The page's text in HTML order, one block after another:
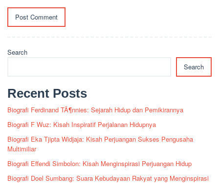
Search
Search
Recent Posts
Biografi Ferdinand TÃ¶nnies: Sejarah Hidup dan Pemikirannya
Biografi F Wuz: Kisah Inspiratif Perjalanan Hidupnya
Biografi Eka Tjipta Widjaja: Kisah Perjuangan Sukses Pengusaha
Multimiliar
Biografi Effendi Simbolon: Kisah Menginspirasi Perjuangan Hidup
Biografi Doel Sumbang: Suara Kebudayaan Rakyat yang Menginspirasi